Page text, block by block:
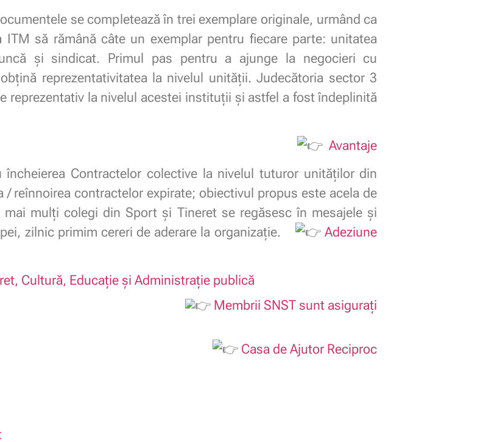
se completează în trei exemplare originale, urmând ca
ITM să rămână câte un exemplar pentru fiecare parte: unitatea
și sindicat. Primul pas pentru a ajunge la negocieri cu
reprezentativitatea la nivelul unității. Judecătoria sector 3
reprezentativ la nivelul acestei instituții și astfel a fost îndeplinită
Avantaje
încheierea Contractelor colective la nivelul tuturor unităților din
/ reînnoirea contractelor expirate; obiectivul propus este acela de
mulți colegi din Sport și Tineret se regăsesc în mesajele şi
zilnic primim cereri de aderare la organizație.
Adeziune
Cultură, Educație și Administrație publică
Membrii SNST sunt asigurați
Casa de Ajutor Reciproc